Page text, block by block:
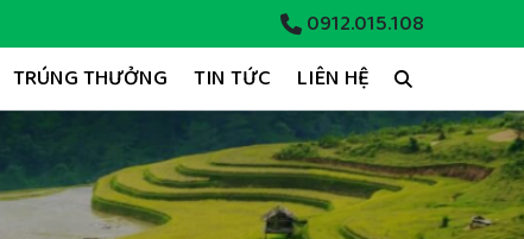
0912.015.108
TRÚNG THƯỞNG TIN TỨC LIÊN HỆ